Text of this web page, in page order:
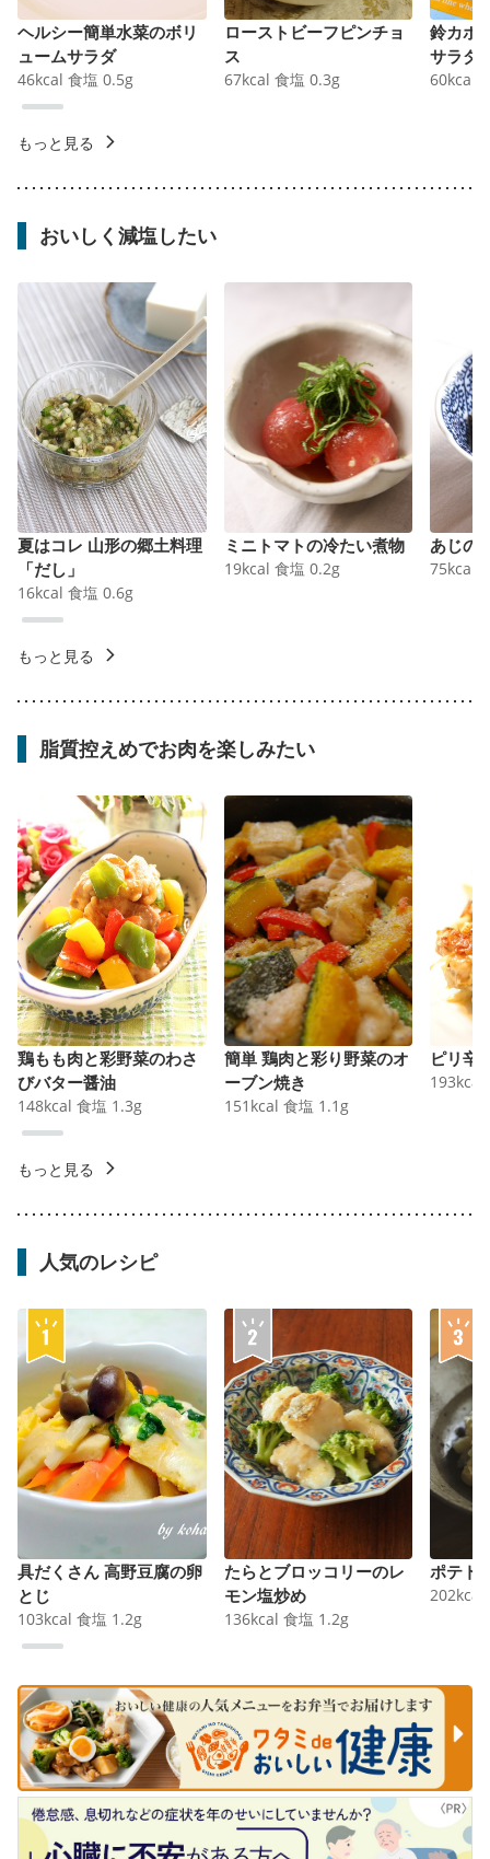
ヘルシー簡単水菜のボリ
ュームサラダ
46kcal 食塩 0.5g
ローストビーフピンチョ
ス
67kcal 食塩 0.3g
鈴カボ
サラダ
60kcal
もっと見る
おいしく減塩したい
夏はコレ 山形の郷土料理
「だし」
16kcal 食塩 0.6g
ミニトマトの冷たい煮物
19kcal 食塩 0.2g
あじの
75kcal
もっと見る
脂質控えめでお肉を楽しみたい
鶏もも肉と彩野菜のわさ
びバター醤油
148kcal 食塩 1.3g
簡単 鶏肉と彩り野菜のオ
ーブン焼き
151 kcal 食塩 1.1 g
ピリ辛
193kcal
もっと見る
人気のレシピ
具だくさん 高野豆腐の卵
とじ
103kcal 食塩 1.2g
たらとブロッコリーのレ
モン塩炒め
136kcal 食塩 1.2g
ポテト
202kcal